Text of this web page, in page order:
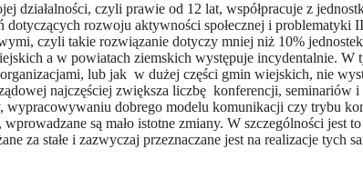
działalności, czyli prawie od 12 lat, współpracuje z
dotyczących rozwoju aktywności społecznej i
czyli takie rozwiązanie dotyczy mniej niż 10%
a w powiatach ziemskich występuje incydentalnie.
lub jak w dużej części gmin wiejskich, nie
najczęściej zwiększa liczbę konferencji,
wypracowywaniu dobrego modelu komunikacji czy trybu
są mało istotne zmiany. W szczególności
za stałe i zazwyczaj przeznaczane jest na realizacje tych